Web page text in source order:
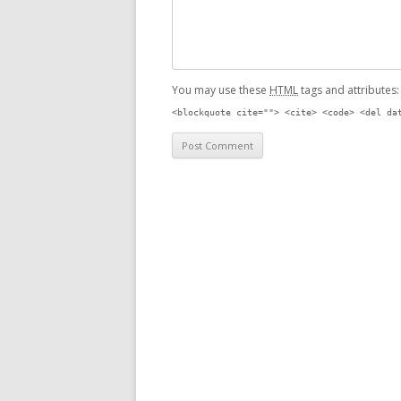
You may use these HTMLtags and attributes:
<blockquote cite=""> <cite> <code> <del